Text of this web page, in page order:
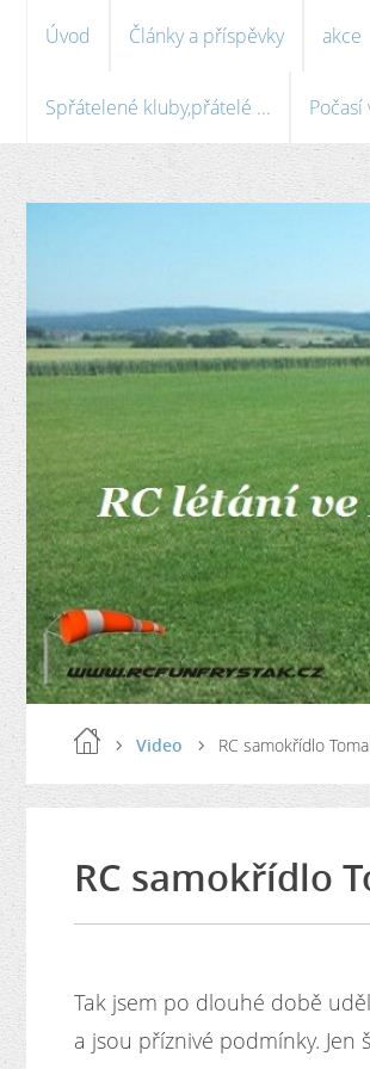
Úvod Články a příspěvky akce
Spřátelené kluby,přátelé ...
Video RC samokřídlo
RC samokřídlo
Tak jsem po dlouhé době
a jsou příznivé podmínky.